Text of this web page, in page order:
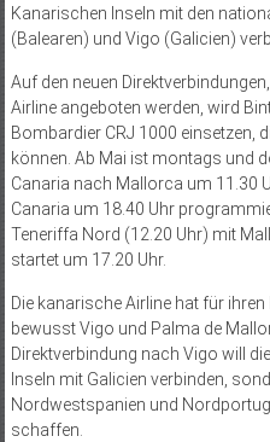
Kanarischen Inseln mit den
(Balearen) und Vigo (Galicien)
Auf den neuen
Airline angeboten werden, wird
Bombardier CRJ 1000 einsetzen,
können. Ab Mai ist montags und
Canaria nach Mallorca um 11.30
Canaria um 18.40 Uhr
Teneriffa Nord (12.20 Uhr) mit
startet um 17.20 Uhr.
Die kanarische Airline hat für
bewusst Vigo und Palma de
Direktverbindung nach Vigo will
Inseln mit Galicien verbinden,
Nordwestspanien und
schaffen.